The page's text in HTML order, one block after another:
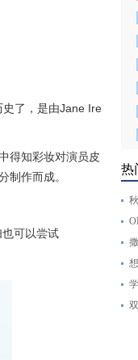
了，是由Jane Ire
得知彩妆对演员皮
制作而成。
可以尝试
热